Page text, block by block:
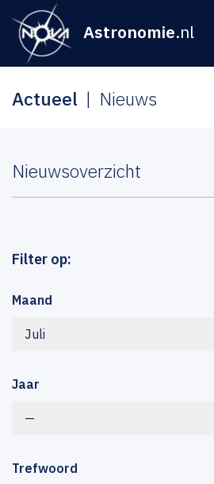
Astronomie.nl
Actueel Nieuws
Nieuwsoverzicht
Filter op:
Maand
Juli
Jaar
—
Trefwoord